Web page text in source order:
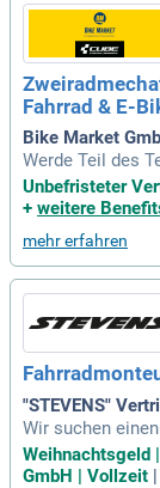
mechatroniker
agen Urlaub
en Perspektiven.
e Karriere im
Fahrrad & E-
Bike Market
Werde Teil des
n als
n unserem
achgerechte
einen
nd attraktiven
er und E-Bikes
modernen
et. Starte deine
ruppen der
Unbefristeter
+ weitere
mehr erfahren
"STEVENS"
Wir suchen
Verstärkung
ahrräder
Weihnachtsgeld
GmbH | Vollzeit |